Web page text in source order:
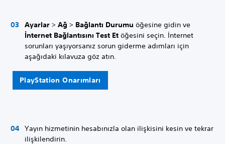
Ayarlar > Ağ > Bağlantı Durumu öğesine gidin ve
İnternet Bağlantısını Test Et öğesini seçin. İnternet
sorunları yaşıyorsanız sorun giderme adımları için
aşağıdaki kılavuza göz atın.
PlayStation Onarımları
Yayın hizmetinin hesabınızla olan ilişkisini kesin ve tekrar
ilişkilendirin.